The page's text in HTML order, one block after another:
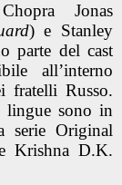
Jonas
) e Stanley
parte del cast
all’interno
fratelli Russo.
sono in
serie Original
Krishna D.K.